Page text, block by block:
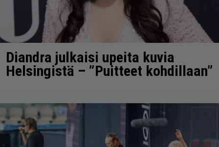
Diandra julkaisi upeita kuvia
Helsingistä – ”Puitteet kohdillaan”